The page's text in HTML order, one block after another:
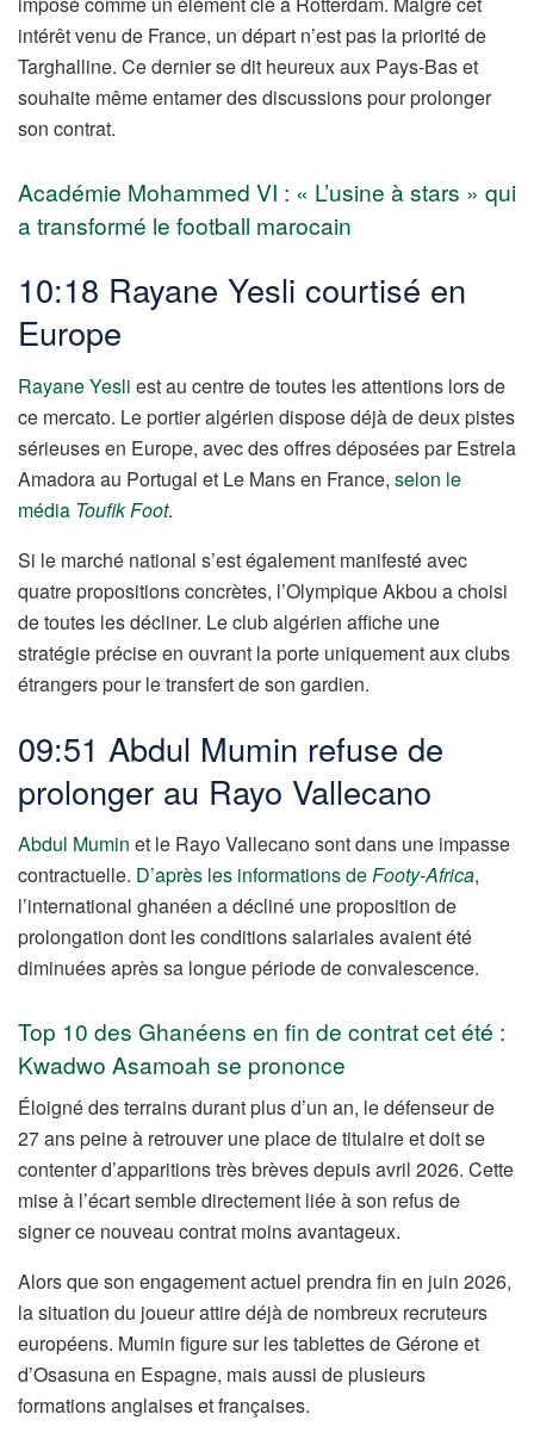
intérêt venu de France, un départ n’est pas la priorité de
Targhalline. Ce dernier se dit heureux aux Pays-Bas et
souhaite même entamer des discussions pour prolonger
son contrat.
Académie Mohammed VI : « L’usine à stars » qui
a transformé le football marocain
10:18 Rayane Yesli courtisé en
Europe
Rayane Yesli est au centre de toutes les attentions lors de
ce mercato. Le portier algérien dispose déjà de deux pistes
sérieuses en Europe, avec des offres déposées par Estrela
Amadora au Portugal et Le Mans en France, selon le
média Toufik Foot.
Si le marché national s’est également manifesté avec
quatre propositions concrètes, l’Olympique Akbou a choisi
de toutes les décliner. Le club algérien affiche une
stratégie précise en ouvrant la porte uniquement aux clubs
étrangers pour le transfert de son gardien.
09:51 Abdul Mumin refuse de
prolonger au Rayo Vallecano
Abdul Mumin et le Rayo Vallecano sont dans une impasse
contractuelle. D’après les informations deFooty-Africa,
l’international ghanéen a décliné une proposition de
prolongation dont les conditions salariales avaient été
diminuées après sa longue période de convalescence.
Top 10 des Ghanéens en fin de contrat cet été :
Kwadwo Asamoah se prononce
Éloigné des terrains durant plus d’un an, le défenseur de
27 ans peine à retrouver une place de titulaire et doit se
contenter d’apparitions très brèves depuis avril 2026. Cette
mise à l’écart semble directement liée à son refus de
signer ce nouveau contrat moins avantageux.
Alors que son engagement actuel prendra fin en juin 2026,
la situation du joueur attire déjà de nombreux recruteurs
européens. Mumin figure sur les tablettes de Gérone et
d’Osasuna en Espagne, mais aussi de plusieurs
formations anglaises et françaises.